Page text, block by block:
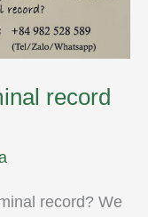
record
record? We